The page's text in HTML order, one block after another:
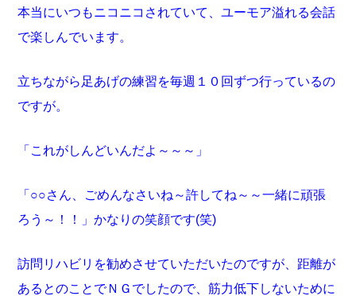
本当にいつもニコニコされていて、ユーモア溢れる会話
で楽しんでいます。
立ちながら足あげの練習を毎週１０回ずつ行っているの
ですが。
「これがしんどいんだよ～～～」
「○○さん、ごめんなさいね～許してね～～一緒に頑張
ろう～！！」かなりの笑顔です(笑)
訪問リハビリを勧めさせていただいたのですが、距離が
あるとのことでＮＧでしたので、筋力低下しないために